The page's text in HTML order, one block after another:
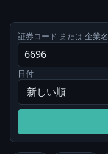
証券コード または 企業名
日付